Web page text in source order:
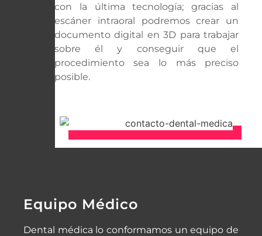
con la última tecnología; gracias al
escáner intraoral podremos crear un
documento digital en 3D para trabajar
sobre él y conseguir que el
procedimiento sea lo más preciso
posible.
Equipo Médico
Dental médica lo conformamos un equipo de